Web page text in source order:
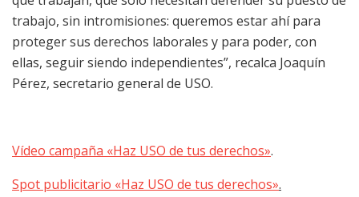
trabajo, sin intromisiones: queremos estar ahí para
proteger sus derechos laborales y para poder, con
ellas, seguir siendo independientes”, recalca Joaquín
Pérez, secretario general de USO.
Vídeo campaña «Haz USO de tus derechos».
Spot publicitario «Haz USO de tus derechos».